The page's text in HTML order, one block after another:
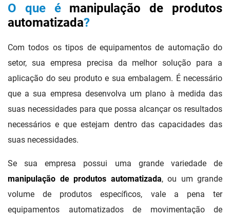
O que é manipulação de produtos
automatizada?
Com todos os tipos de equipamentos de automação do
setor, sua empresa precisa da melhor solução para a
aplicação do seu produto e sua embalagem. É necessário
que a sua empresa desenvolva um plano à medida das
suas necessidades para que possa alcançar os resultados
necessários e que estejam dentro das capacidades das
suas necessidades.
Se sua empresa possui uma grande variedade de
manipulação de produtos automatizada, ou um grande
volume de produtos específicos, vale a pena ter
equipamentos automatizados de movimentação de